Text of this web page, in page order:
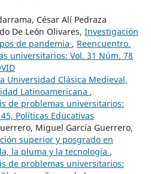
César Alí Pedraza
De León Olivares, Investigación
de pandemia , Reencuentro.
universitarios: Vol. 31 Núm. 78
Universidad Clásica Medieval,
Latinoamericana ,
de problemas universitarios:
Políticas Educativas
Miguel García Guerrero,
superior y posgrado en
la pluma y la tecnología ,
de problemas universitarios: